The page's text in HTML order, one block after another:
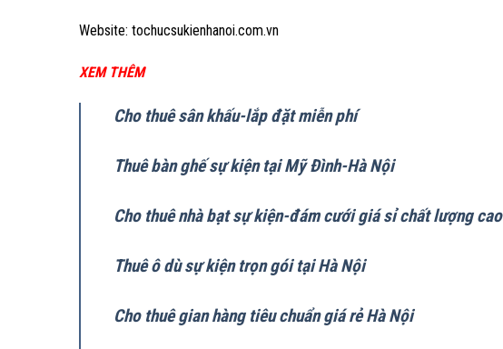
Website: tochucsukienhanoi.com.vn
XEM THÊM
Cho thuê sân khấu-lắp đặt miễn phí
Thuê bàn ghế sự kiện tại Mỹ Đình-Hà Nội
Cho thuê nhà bạt sự kiện-đám cưới giá sỉ chất lượng cao
Thuê ô dù sự kiện trọn gói tại Hà Nội
Cho thuê gian hàng tiêu chuẩn giá rẻ Hà Nội